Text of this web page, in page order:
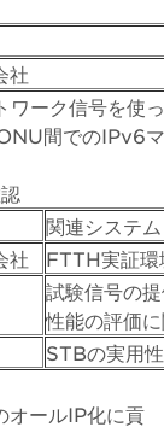
社
ーク信号を使
間でのIPv6マ
関連システ
社
FTTH実証環
試験信号の
性能の評価
STBの実用
オールIP化に貢